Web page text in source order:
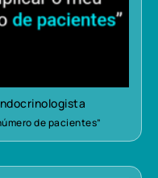
de pacientes”